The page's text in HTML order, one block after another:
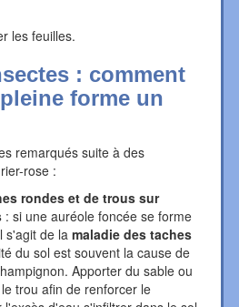
les feuilles.
: comment
forme un
remarqués suite à des
rose :
rondes et de trous sur
: si une auréole foncée se forme
s'agit de la maladie des taches
du sol est souvent la cause de
Apporter du sable ou
trou afin de renforcer le